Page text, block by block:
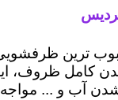
ترین
کامل ظروف،
آب و ...